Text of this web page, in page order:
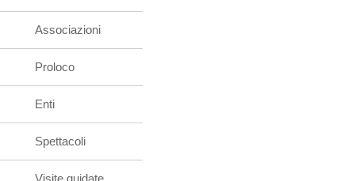
Associazioni
Proloco
Enti
Spettacoli
Visite guidate